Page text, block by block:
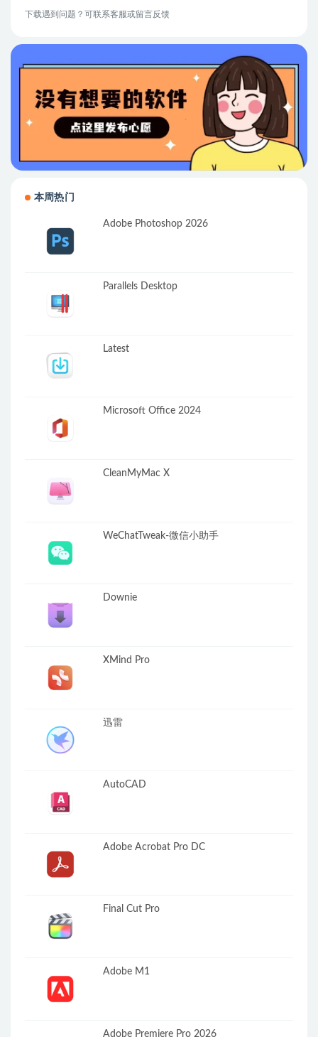
下载遇到问题？可联系客服或留言反馈
本周热门
Adobe Photoshop 2026
Parallels Desktop
Latest
Microsoft Office 2024
CleanMyMac X
WeChatTweak-微信小助手
Downie
XMind Pro
迅雷
AutoCAD
Adobe Acrobat Pro DC
Final Cut Pro
Adobe M1
Adobe Premiere Pro 2026